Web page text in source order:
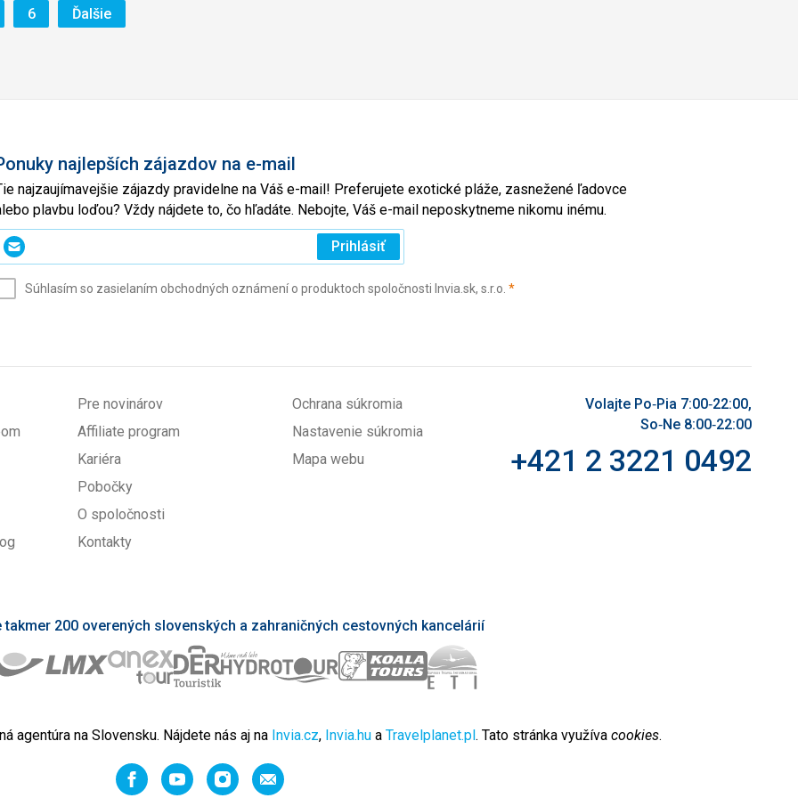
Stránka
6 ĎalšieStránka
najlepších zájazdov na e-mail
najzaujímavejšie zájazdy pravidelne na Váš e-mail! Preferujete exotické pláže, zasnežené ľadovce
plavbu loďou? Vždy nájdete to, čo hľadáte. Nebojte, Váš e-mail neposkytneme nikomu inému.
svoj
Prihlásiť
Súhlasím so zasielaním obchodných oznámení o produktoch spoločnosti Invia.sk, s.r.o. *(povinné)
Pre novinárov
Affiliate program
Kariéra
Pobočky
O spoločnosti
Kontakty
Ochrana súkromia
Nastavenie súkromia
Mapa webu
Volajte Po‑Pia 7:00‑22:00,
So‑Ne 8:00‑22:00
+421 2 3221 0492
takmer 200 overených slovenských a zahraničných cestovných kancelárií
agentúra na Slovensku. Nájdete nás aj na Invia.cz, Invia.hu a Travelplanet.pl. Tato stránka využíva cookies.
FacebookYouTubeInstagramOdporučiť